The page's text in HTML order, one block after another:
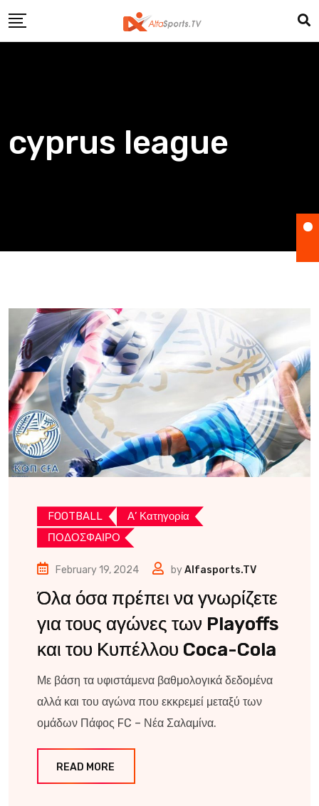
to
cyprus league
FOOTBALL
Α’ Κατηγορία
ΠΟΔΟΣΦΑΙΡΟ
February 19, 2024 byAlfasports.TV
Όλα όσα πρέπει να γνωρίζετε
για τους αγώνες των Playoffs
και του Κυπέλλου Coca-Cola
Με βάση τα υφιστάμενα βαθμολογικά δεδομένα
αλλά και του αγώνα που εκκρεμεί μεταξύ των
ομάδων Πάφος FC – Νέα Σαλαμίνα.
READ MORE